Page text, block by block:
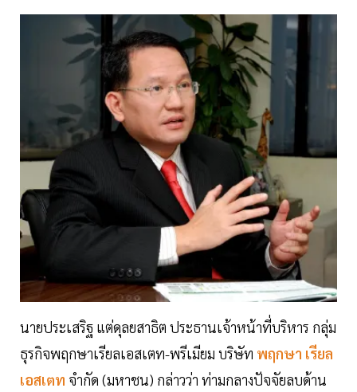
นายประเสริฐ แต่ดุลยสาธิต ประธานเจ้าหน้าที่บริหาร กลุ่ม
ธุรกิจพฤกษาเรียลเอสเตท-พรีเมียม บริษัท พฤกษา เรียล
เอสเตท จำกัด (มหาชน) กล่าวว่า ท่ามกลางปัจจัยลบด้าน